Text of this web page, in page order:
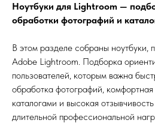
Ноутбуки для Lightroom —
обработки фотографий и
В этом разделе собраны ноутбуки,
Adobe Lightroom. Подборка
пользователей, которым важна
обработка фотографий,
каталогами и высокая
длительной профессиональной